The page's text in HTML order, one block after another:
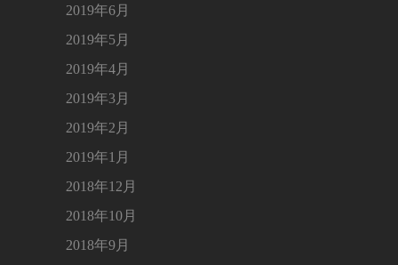
2019年6月
2019年5月
2019年4月
2019年3月
2019年2月
2019年1月
2018年12月
2018年10月
2018年9月